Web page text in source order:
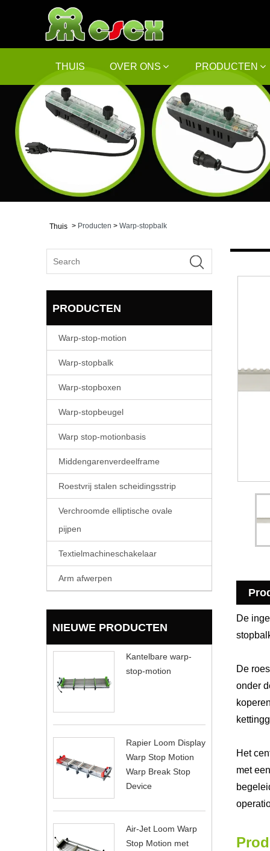
THUIS OVER ONS PRODUCTEN
Thuis > Producten > Warp-stopbalk
PRODUCTEN
Warp-stop-motion
Warp-stopbalk
Warp-stopboxen
Warp-stopbeugel
Warp stop-motionbasis
Middengarenverdeelframe
Roestvrij stalen scheidingsstrip
Verchroomde elliptische ovale
pijpen
Textielmachineschakelaar
Arm afwerpen
NIEUWE PRODUCTEN
Kantelbare warp-
stop-motion
Rapier Loom Display
Warp Stop Motion
Warp Break Stop
Device
Air-Jet Loom Warp
Stop Motion met
De
De
onder
Het
met